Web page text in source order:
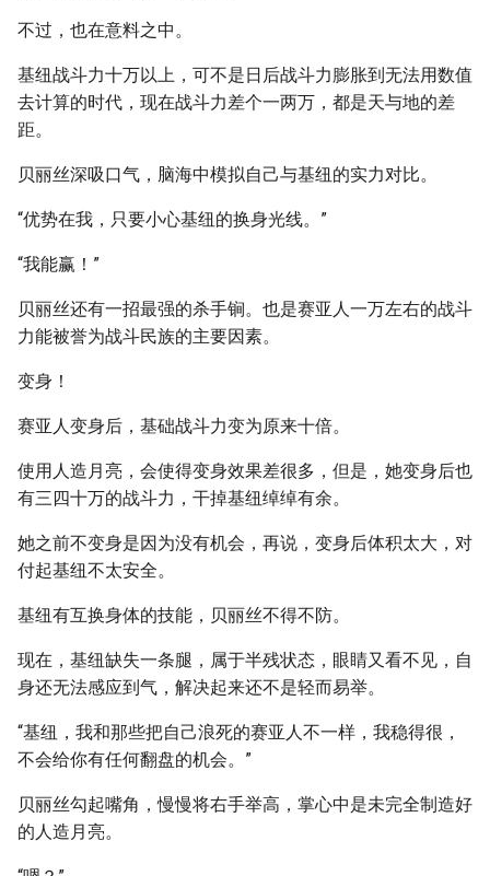
不过，也在意料之中。
基纽战斗力十万以上，可不是日后战斗力膨胀到无法用数值
去计算的时代，现在战斗力差个一两万，都是天与地的差
距。
贝丽丝深吸口气，脑海中模拟自己与基纽的实力对比。
“优势在我，只要小心基纽的换身光线。”
“我能赢！”
贝丽丝还有一招最强的杀手锏。也是赛亚人一万左右的战斗
力能被誉为战斗民族的主要因素。
变身！
赛亚人变身后，基础战斗力变为原来十倍。
使用人造月亮，会使得变身效果差很多，但是，她变身后也
有三四十万的战斗力，干掉基纽绰绰有余。
她之前不变身是因为没有机会，再说，变身后体积太大，对
付起基纽不太安全。
基纽有互换身体的技能，贝丽丝不得不防。
现在，基纽缺失一条腿，属于半残状态，眼睛又看不见，自
身还无法感应到气，解决起来还不是轻而易举。
“基纽，我和那些把自己浪死的赛亚人不一样，我稳得很，
不会给你有任何翻盘的机会。”
贝丽丝勾起嘴角，慢慢将右手举高，掌心中是未完全制造好
的人造月亮。